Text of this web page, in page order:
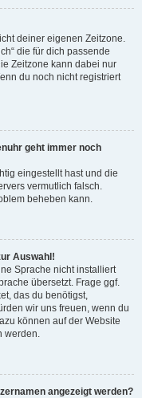
deiner eigenen Zeitzone.
die für dich passende
Zeitzone kann dabei nur
du noch nicht registriert
geht immer noch
eingestellt hast und die
vermutlich falsch.
beheben kann.
Auswahl!
Sprache nicht installiert
übersetzt. Frage ggf.
das du benötigst,
wir uns freuen, wenn du
können auf der Website
werden.
angezeigt werden?